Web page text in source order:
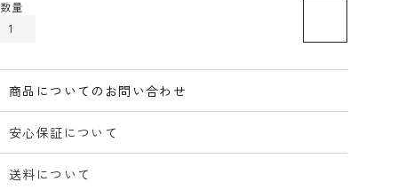
商品についてのお問い合わせ
安心保証について
送料について